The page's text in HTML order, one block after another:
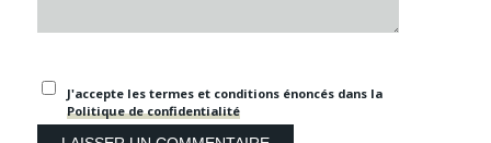
J'accepte les termes et conditions énoncés dans la
Politique de confidentialité